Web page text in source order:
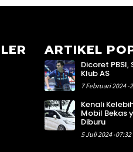
ARTIKEL
Dicoret PBSI,
Klub AS
7 Februari 2024 -
Kenali
Mobil Bekas
Diburu
5 Juli 2024 -07:32